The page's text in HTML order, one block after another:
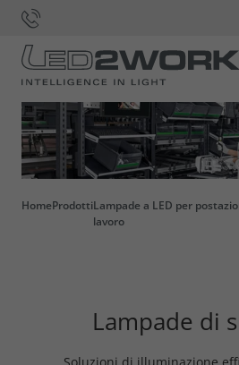
HomeProdottiLampade a LED per
lavoro
Lampade di